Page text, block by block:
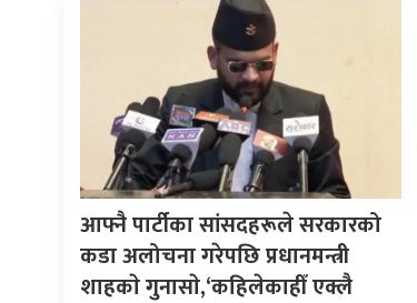
आफ्नै पार्टीका सांसदहरूले सरकारको
कडा अलोचना गरेपछि प्रधानमन्त्री
शाहकाे गुनासाे,‘कहिलेकाहीँ एक्लै